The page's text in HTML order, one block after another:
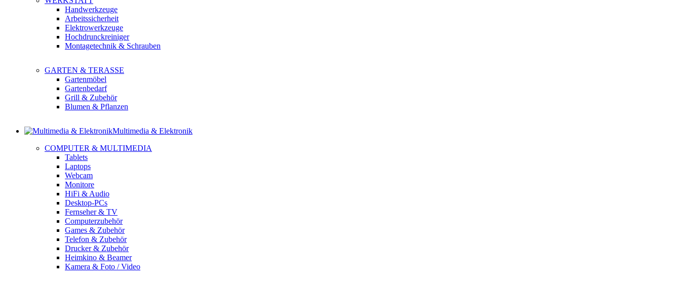
Handwerkzeuge
Arbeitssicherheit
Elektrowerkzeuge
Hochdrunckreiniger
Montagetechnik & Schrauben
GARTEN & TERASSE
Gartenmöbel
Gartenbedarf
Grill & Zubehör
Blumen & Pflanzen
Multimedia & Elektronik
COMPUTER & MULTIMEDIA
Tablets
Laptops
Webcam
Monitore
HiFi & Audio
Desktop-PCs
Fernseher & TV
Computerzubehör
Games & Zubehör
Telefon & Zubehör
Drucker & Zubehör
Heimkino & Beamer
Kamera & Foto / Video